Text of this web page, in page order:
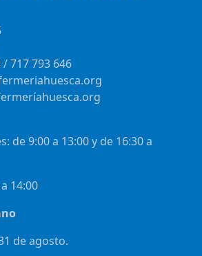
/ 717 793 646
de 9:00 a 13:00 y de 16:30 a
14:00
de agosto.